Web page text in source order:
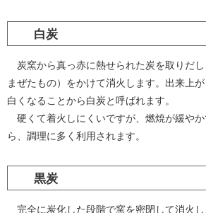
白炭
炭窯から真っ赤に熱せられた炭を取りだ
まぜたもの）をかけて消火します。出来上
白くなることから白炭と呼ばれます。
硬くて着火しにくいですが、燃焼が緩や
ら、調理に多く利用されます。
黒炭
完全に炭化した段階で窯を密閉して消火